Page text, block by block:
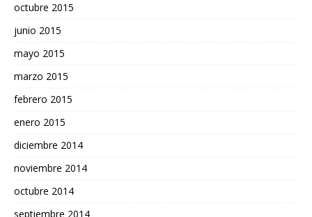
octubre 2015
junio 2015
mayo 2015
marzo 2015
febrero 2015
enero 2015
diciembre 2014
noviembre 2014
octubre 2014
septiembre 2014